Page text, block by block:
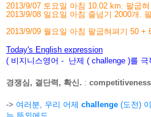
2013/9/07 토요일 아침 10.02 km. 팔굽
2013/9/08 일요일 아침 줄넘기 2000개.
2013/9/09 월요일 아침 팔굽혀펴기 50 +
Today's English expression
( 비지니스영어 - 난제 ( challenge )를 극
경쟁심, 결단력, 확신. :
-> 여러분, 우리 어제 challenge (도전)